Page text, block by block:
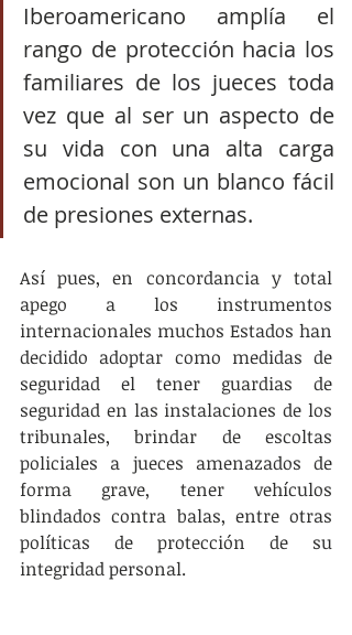
Iberoamericano amplía el
rango de protección hacia los
familiares de los jueces toda
vez que al ser un aspecto de
su vida con una alta carga
emocional son un blanco fácil
de presiones externas.
Así pues, en concordancia y total
apego a los instrumentos
internacionales muchos Estados han
decidido adoptar como medidas de
seguridad el tener guardias de
seguridad en las instalaciones de los
tribunales, brindar de escoltas
policiales a jueces amenazados de
forma grave, tener vehículos
blindados contra balas, entre otras
políticas de protección de su
integridad personal.